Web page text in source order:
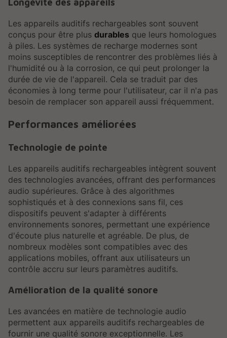
Les appareils auditifs rechargeables sont souvent
conçus pour être plus durables que leurs homologues
à piles. Les systèmes de recharge modernes sont
moins susceptibles de rencontrer des problèmes liés à
l'humidité ou à la corrosion, ce qui peut prolonger la
durée de vie de l'appareil. Cela se traduit par des
économies à long terme pour l'utilisateur, car il n'a pas
besoin de remplacer son appareil aussi fréquemment.
Performances améliorées
Technologie de pointe
Les appareils auditifs rechargeables intègrent souvent
des technologies avancées, offrant des performances
audio supérieures. Grâce à des algorithmes
sophistiqués et à des connexions sans fil, ces
dispositifs peuvent s'adapter à différents
environnements sonores, permettant une expérience
d'écoute plus naturelle et agréable. De plus, de
nombreux modèles sont compatibles avec des
applications mobiles, offrant aux utilisateurs un
contrôle accru sur leurs paramètres auditifs.
Amélioration de la qualité sonore
Les avancées en matière de technologie audio
permettent aux appareils auditifs rechargeables de
fournir une qualité sonore exceptionnelle. Les